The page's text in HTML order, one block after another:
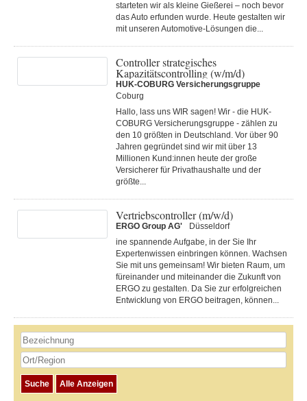
starteten wir als kleine Gießerei – noch bevor
das Auto erfunden wurde. Heute gestalten wir
mit unseren Automotive-Lösungen die...
Controller strategisches
Kapazitätscontrolling (w/m/d)
HUK-COBURG Versicherungsgruppe
Coburg
Hallo, lass uns WIR sagen! Wir - die HUK-
COBURG Versicherungsgruppe - zählen zu
den 10 größten in Deutschland. Vor über 90
Jahren gegründet sind wir mit über 13
Millionen Kund:innen heute der große
Versicherer für Privathaushalte und der
größte...
Vertriebscontroller (m/w/d)
ERGO Group AG'
Düsseldorf
ine spannende Aufgabe, in der Sie Ihr
Expertenwissen einbringen können. Wachsen
Sie mit uns gemeinsam! Wir bieten Raum, um
füreinander und miteinander die Zukunft von
ERGO zu gestalten. Da Sie zur erfolgreichen
Entwicklung von ERGO beitragen, können...